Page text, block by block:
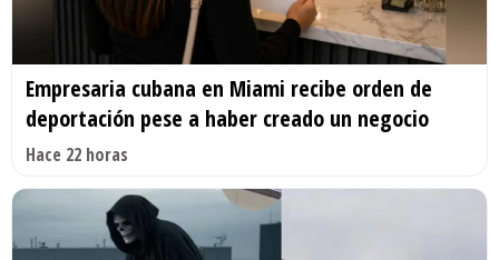
Empresaria cubana en Miami recibe orden de
deportación pese a haber creado un negocio
Hace 22 horas